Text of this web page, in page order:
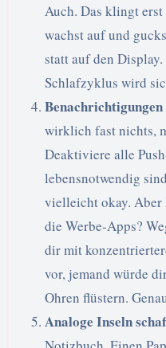
Auch. Das klingt
wachst auf und
statt auf den
Schlafzyklus wird
Benachrichtigungen
wirklich fast nichts,
Deaktiviere alle
lebensnotwendig
vielleicht okay.
die Werbe-Apps?
dir mit
vor, jemand würde
Ohren flüstern.
Analoge Inseln